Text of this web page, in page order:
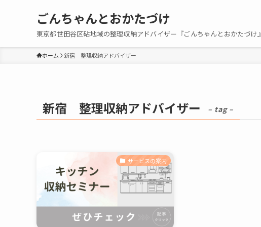
ごんちゃんとおかたづけ
東京都世田谷区砧地域の整理収納アドバイザー『ごんちゃんとおかたづけ』
ホーム 新宿 整理収納アドバイザー
新宿 整理収納アドバイザー – tag –
サービスの案内